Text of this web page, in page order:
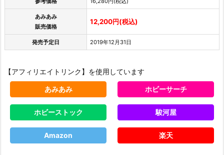
あみあみ
販売価格
12,200円(税込)
発売予定日 2019年12月31日
【アフィリエイトリンク】を使用しています
あみあみ ホビーサーチ
ホビーストック 駿河屋
Amazon 楽天